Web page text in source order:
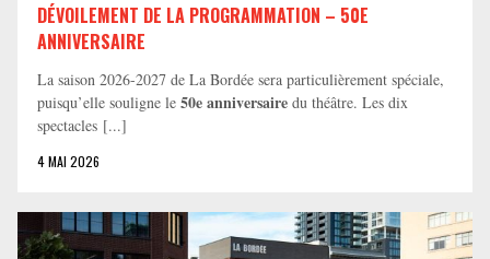
DÉVOILEMENT DE LA PROGRAMMATION – 50E
ANNIVERSAIRE
La saison 2026-2027 de La Bordée sera particulièrement spéciale,
puisqu’elle souligne le 50e anniversaire du théâtre. Les dix
spectacles [...]
4 MAI 2026